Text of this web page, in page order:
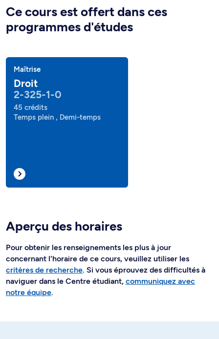
Ce cours est offert dans ces
programmes d'études
Maîtrise
Droit
2-325-1-0
45 crédits
Temps plein , Demi-temps
Aperçu des horaires
Pour obtenir les renseignements les plus à jour
concernant l'horaire de ce cours, veuillez utiliser les
critères de recherche. Si vous éprouvez des difficultés à
naviguer dans le Centre étudiant, communiquez avec
notre équipe.